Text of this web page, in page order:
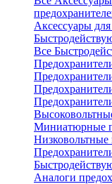
Аксессуары
Все
Миниатюрные
Низковольтные
Аналоги